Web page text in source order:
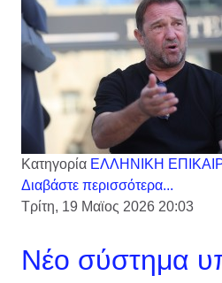
Κατηγορία ΕΛΛΗΝΙΚΗ
Διαβάστε περισσότερα...
Τρίτη, 19 Μαϊος 2026 20:03
Νέο σύστημα